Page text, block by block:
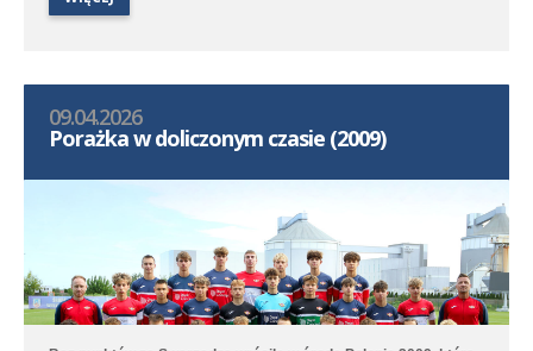
strzelił pięć bramek. Hat tricka skompletował Karol Marciniak.
09.04.2026
Porażka w doliczonym czasie (2009)